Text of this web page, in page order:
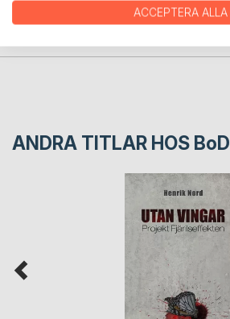
ANDRA TITLAR HOS BoD
ACCEPTERA ALLA